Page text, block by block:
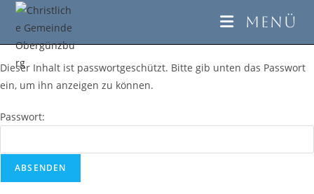
Menü
Dieser Inhalt ist passwortgeschützt. Bitte gib unten das Passwort
ein, um ihn anzeigen zu können.
Passwort: